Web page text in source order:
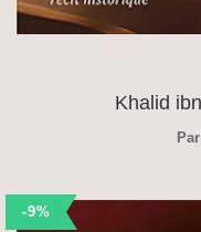
Khalid
Par
-9%